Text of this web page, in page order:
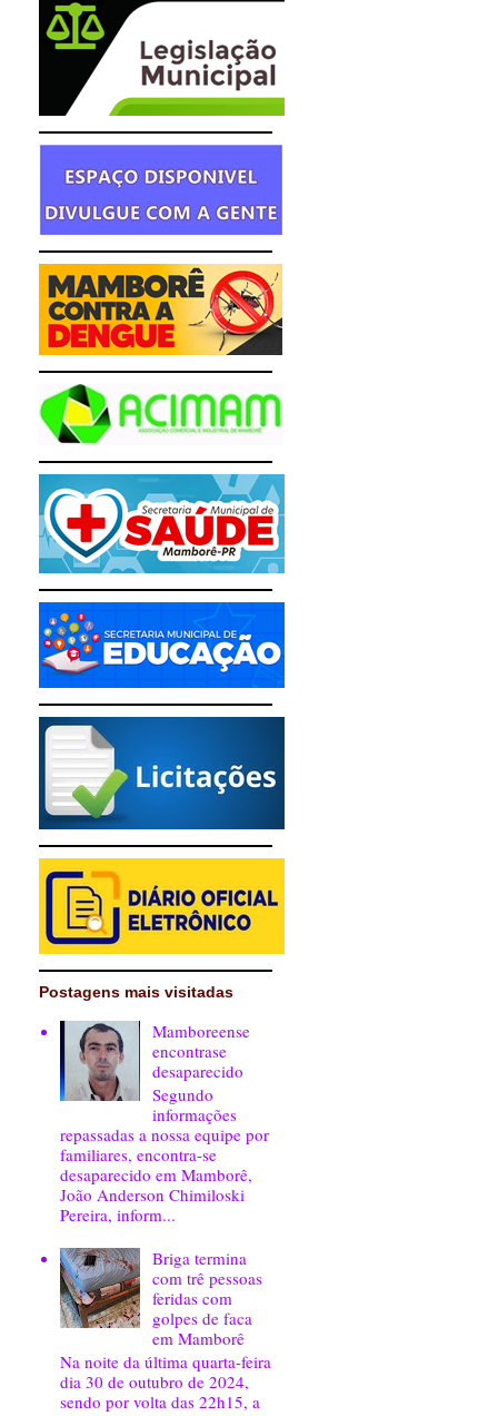
Postagens mais visitadas
Mamboreense
encontrase
desaparecido
Segundo
informações
repassadas a nossa equipe por
familiares, encontra-se
desaparecido em Mamborê,
João Anderson Chimiloski
Pereira, inform...
Briga termina
com trê pessoas
feridas com
golpes de faca
em Mamborê
Na noite da última quarta-feira
dia 30 de outubro de 2024,
sendo por volta das 22h15, a